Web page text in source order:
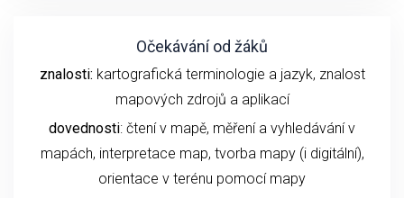
Očekávání od žáků
znalosti: kartografická terminologie a jazyk, znalost
mapových zdrojů a aplikací
dovednosti: čtení v mapě, měření a vyhledávání v
mapách, interpretace map, tvorba mapy (i digitální),
orientace v terénu pomocí mapy